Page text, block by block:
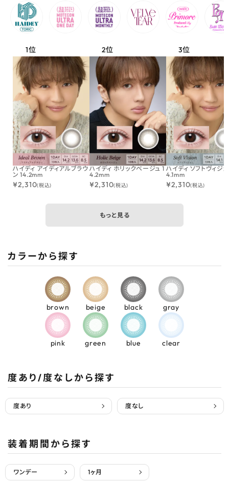
ハイディ アイディアルブラウ
ン 14.2mm
¥2,310(税込)
ハイディ ホリックベージュ 1
4.2mm
¥2,310(税込)
ハイディ ソフトヴィジ
4.1mm
¥2,310(税込)
もっと見る
カラーから探す
brown beige black gray
pink green blue clear
度あり/度なしから探す
度あり 度なし
装着期間から探す
ワンデー 1ヶ月